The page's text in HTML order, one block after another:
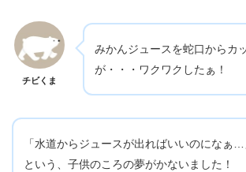
チビくま
みかんジュースを蛇口からカ
が・・・ワクワクしたぁ！
「水道からジュースが出ればいいのになぁ…
という、子供のころの夢がかないました！